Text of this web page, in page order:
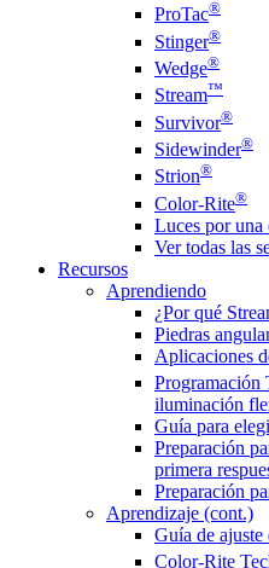
ProTac®
Stinger®
Wedge®
Stream™
Survivor®
Sidewinder®
Strion®
Color-Rite®
Luces por una
Ver todas las
Recursos
Aprendiendo
¿Por qué
Piedras
Aplicaciones
iluminación
Guía para
Preparación
primera
Preparación
Aprendizaje (cont.)
Guía de
Color-Rite